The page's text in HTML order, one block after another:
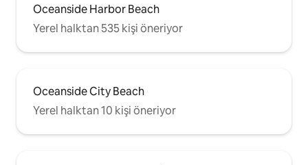
Oceanside Harbor Beach
Yerel halktan 535 kişi öneriyor
Oceanside City Beach
Yerel halktan 10 kişi öneriyor